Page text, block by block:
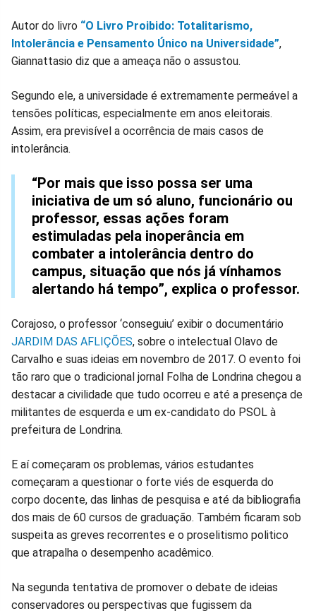
Autor do livro “O Livro Proibido: Totalitarismo,
Intolerância e Pensamento Único na Universidade”,
Giannattasio diz que a ameaça não o assustou.
Segundo ele, a universidade é extremamente permeável a
tensões políticas, especialmente em anos eleitorais.
Assim, era previsível a ocorrência de mais casos de
intolerância.
“Por mais que isso possa ser uma
iniciativa de um só aluno, funcionário ou
professor, essas ações foram
estimuladas pela inoperância em
combater a intolerância dentro do
campus, situação que nós já vínhamos
alertando há tempo”, explica o professor.
Corajoso, o professor ‘conseguiu’ exibir o documentário
JARDIM DAS AFLIÇÕES, sobre o intelectual Olavo de
Carvalho e suas ideias em novembro de 2017. O evento foi
tão raro que o tradicional jornal Folha de Londrina chegou a
destacar a civilidade que tudo ocorreu e até a presença de
militantes de esquerda e um ex-candidato do PSOL à
prefeitura de Londrina.
E aí começaram os problemas, vários estudantes
começaram a questionar o forte viés de esquerda do
corpo docente, das linhas de pesquisa e até da bibliografia
dos mais de 60 cursos de graduação. Também ficaram sob
suspeita as greves recorrentes e o proselitismo politico
que atrapalha o desempenho acadêmico.
Na segunda tentativa de promover o debate de ideias
conservadores ou perspectivas que fugissem da